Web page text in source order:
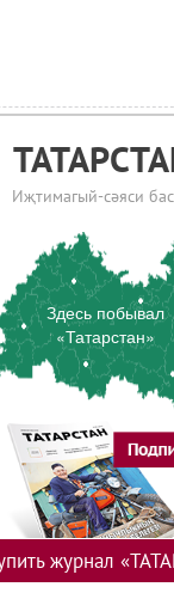
Иҗтимагый-сәяси
Здесь побывал
«Татарстан»
журнал